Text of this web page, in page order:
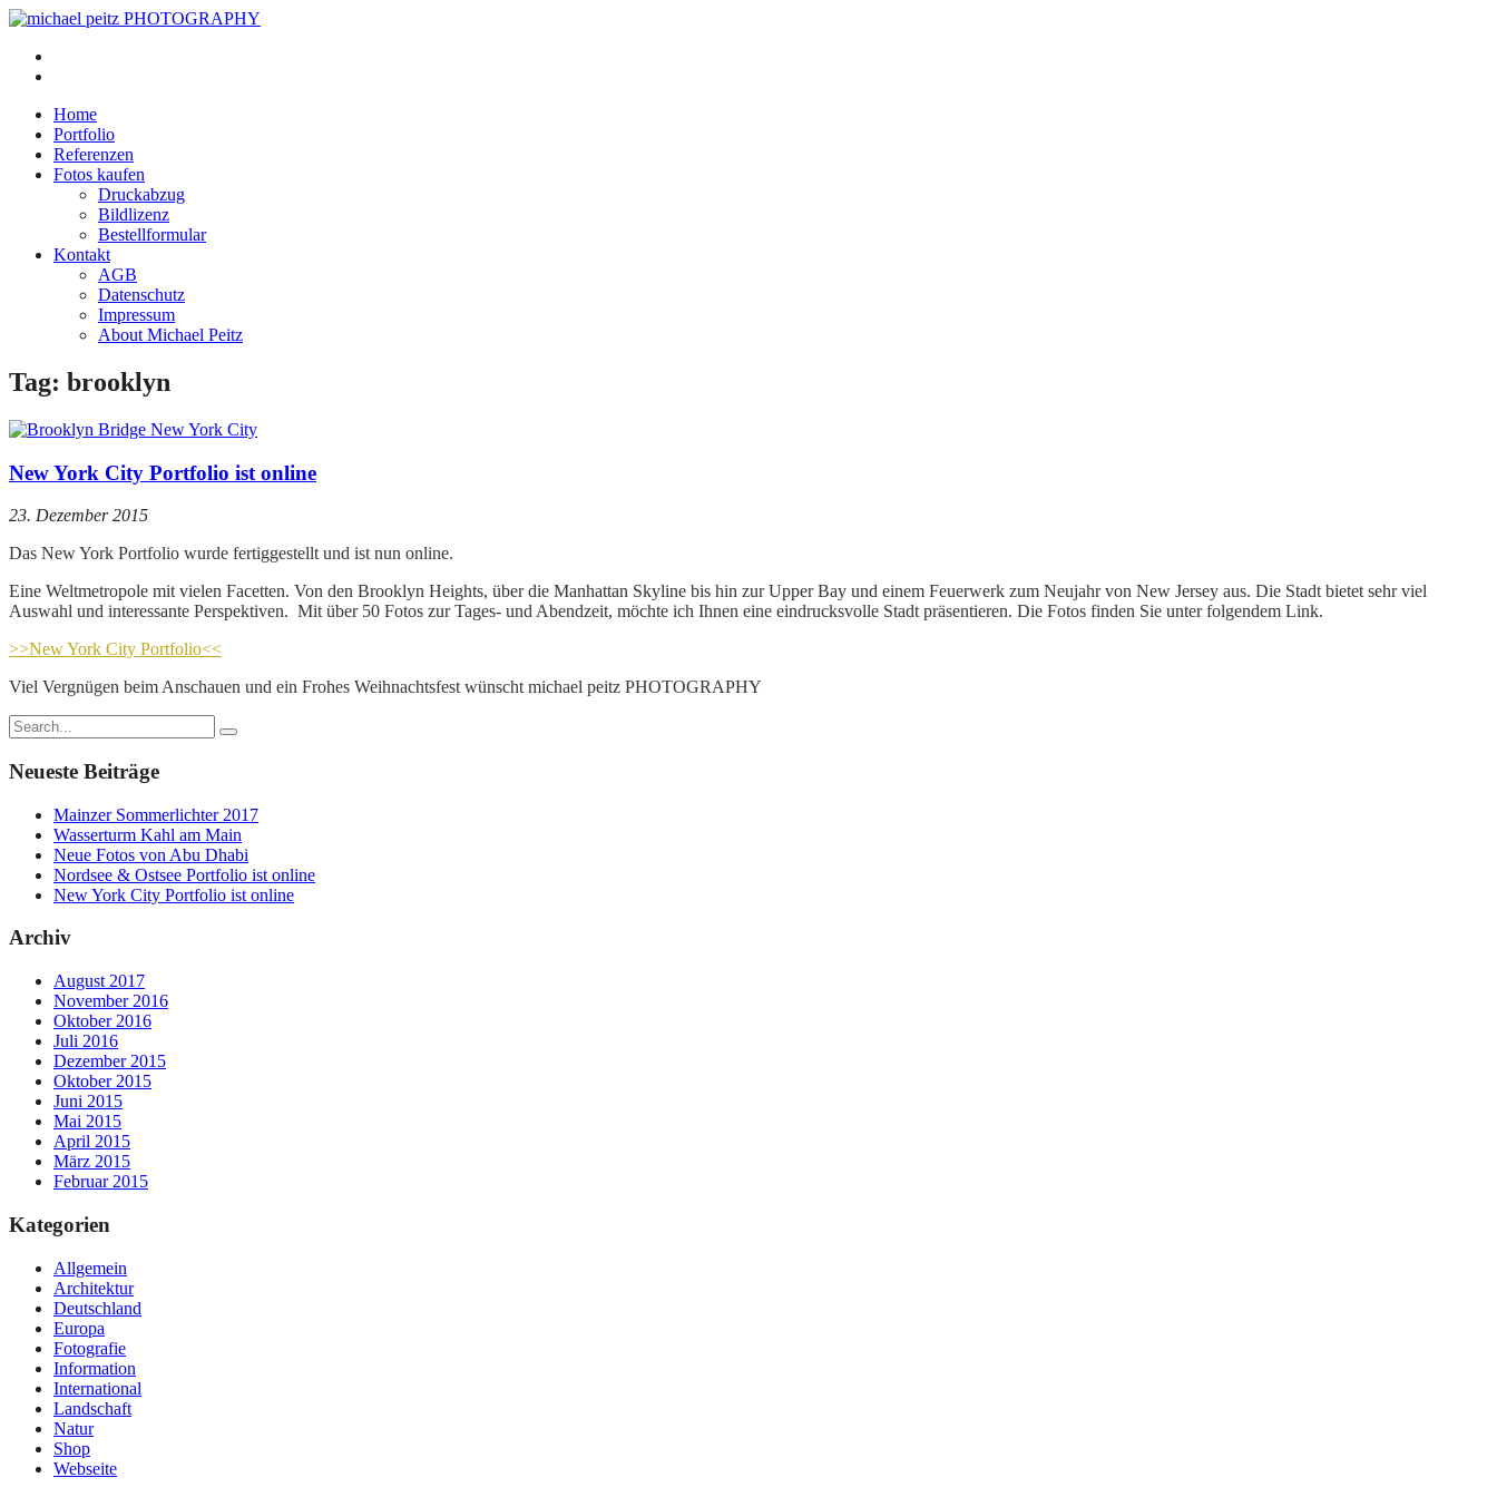
Home
Portfolio
Referenzen
Fotos kaufen
Druckabzug
Bildlizenz
Bestellformular
Kontakt
AGB
Datenschutz
Impressum
About Michael Peitz
Tag: brooklyn
New York City Portfolio ist online
23. Dezember 2015
Das New York Portfolio wurde fertiggestellt und ist nun online.
Eine Weltmetropole mit vielen Facetten. Von den Brooklyn Heights, über die Manhattan Skyline bis hin zur Upper Bay und einem Feuerwerk zum Neujahr von New Jersey aus. Die Stadt bietet sehr viel
Auswahl und interessante Perspektiven. Mit über 50 Fotos zur Tages- und Abendzeit, möchte ich Ihnen eine eindrucksvolle Stadt präsentieren. Die Fotos finden Sie unter folgendem Link.
>>New York City Portfolio<<
Viel Vergnügen beim Anschauen und ein Frohes Weihnachtsfest wünscht michael peitz PHOTOGRAPHY
Neueste Beiträge
Mainzer Sommerlichter 2017
Wasserturm Kahl am Main
Neue Fotos von Abu Dhabi
Nordsee & Ostsee Portfolio ist online
New York City Portfolio ist online
Archiv
August 2017
November 2016
Oktober 2016
Juli 2016
Dezember 2015
Oktober 2015
Juni 2015
Mai 2015
April 2015
März 2015
Februar 2015
Kategorien
Allgemein
Architektur
Deutschland
Europa
Fotografie
Information
International
Landschaft
Natur
Shop
Webseite